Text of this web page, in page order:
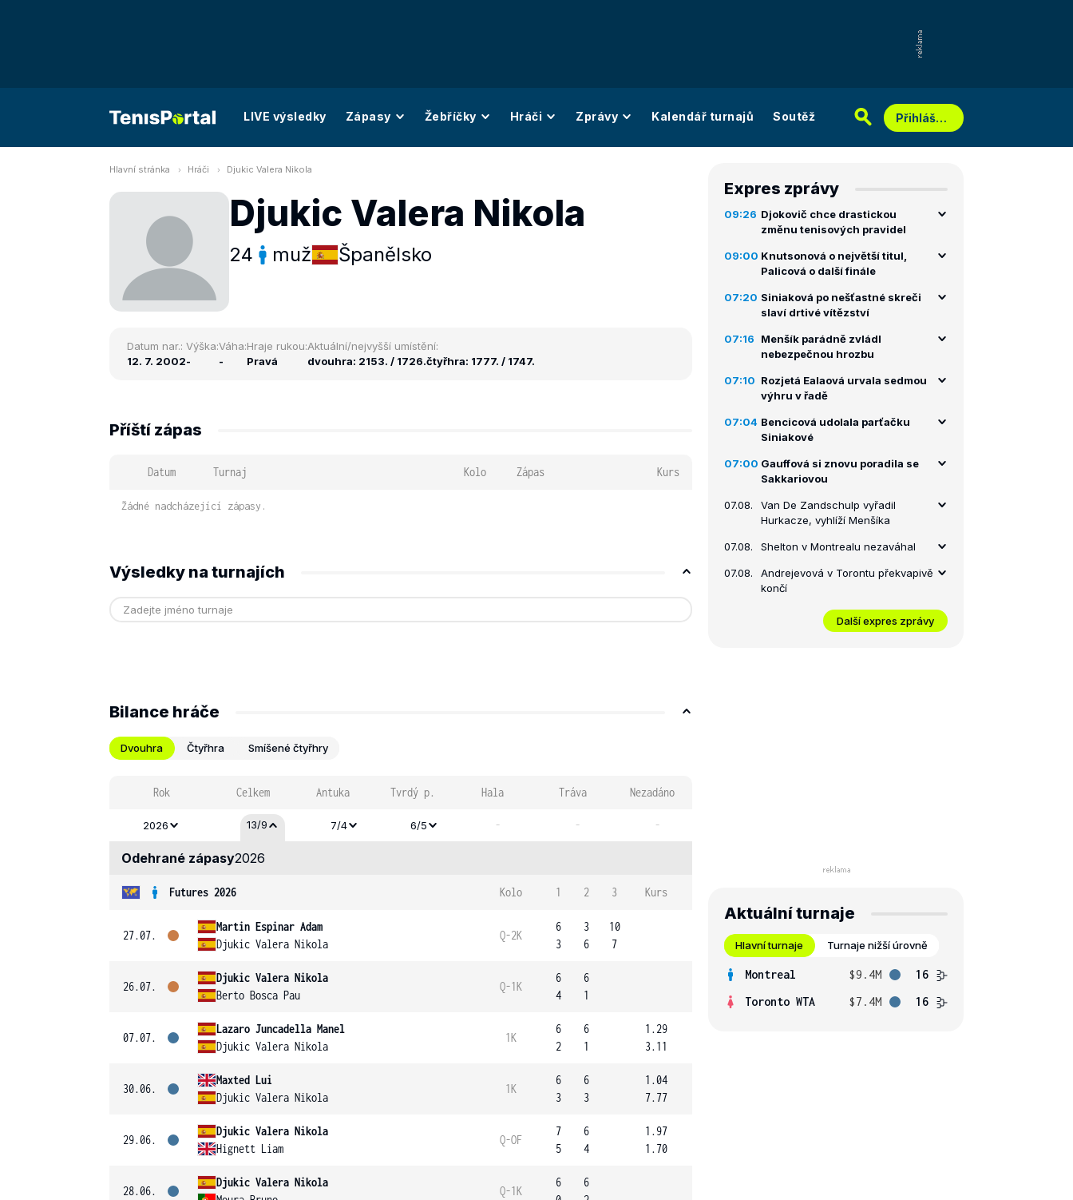
LIVE výsledky Zápasy Žebříčky Hráči Zprávy Kalendář turnajů Soutěž Přihlášení
Hlavní stránka Hráči Djukic Valera Nikola
Djukic Valera Nikola
24 muž Španělsko
Datum nar.:
12. 7. 2002
Výška:
-
Váha:
-
Hraje rukou:
Pravá
Aktuální/nejvyšší umístění:
dvouhra: 2153. / 1726.čtyřhra: 1777. / 1747.
Příští zápas
Datum Turnaj Kolo Zápas Kurs
Žádné nadcházející zápasy.
Výsledky na turnajích
Bilance hráče
Dvouhra Čtyřhra Smíšené čtyřhry
Rok Celkem Antuka Tvrdý p. Hala Tráva Nezadáno
2026 13/9 7/4 6/5 - - -
Odehrané zápasy2026
Futures 2026 Kolo 1 2 3 Kurs
27.07.
Martin Espinar Adam
Djukic Valera Nikola
Q-2K
6
3
3
6
10
7
26.07.
Djukic Valera Nikola
Berto Bosca Pau
Q-1K
6
4
6
1
07.07.
Lazaro Juncadella Manel
Djukic Valera Nikola
1K
6
2
6
1
1.29
3.11
30.06.
Maxted Lui
Djukic Valera Nikola
1K
6
3
6
3
1.04
7.77
29.06.
Djukic Valera Nikola
Hignett Liam
Q-OF
7
5
6
4
1.97
1.70
28.06.
Djukic Valera Nikola
Q-1K
6
6
Expres zprávy
09:26 Djokovič chce drastickou
změnu tenisových pravidel
09:00 Knutsonová o největší titul,
Palicová o další finále
07:20 Siniaková po nešťastné skreči
slaví drtivé vítězství
07:16
Menšík parádně zvládl
nebezpečnou hrozbu
07:10 Rozjetá Ealaová urvala sedmou
výhru v řadě
07:04 Bencicová udolala parťačku
Siniakové
07:00 Gauffová si znovu poradila se
Sakkariovou
07.08.
Van De Zandschulp vyřadil
Hurkacze, vyhlíží Menšíka
07.08. Shelton v Montrealu nezaváhal
07.08.
Andrejevová v Torontu překvapivě
končí
Další expres zprávy
Aktuální turnaje
Hlavní turnaje Turnaje nižší úrovně
Montreal $9.4M
16
Toronto WTA
$7.4M 16